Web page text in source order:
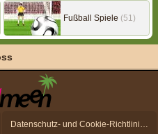
Fußball Spiele (51)
Datenschutz- und Cookie-Richtlinien